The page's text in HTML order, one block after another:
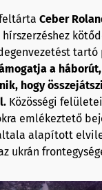
Ceber
a
hogy
Közösségi
emlékeztető
alapított
ukrán